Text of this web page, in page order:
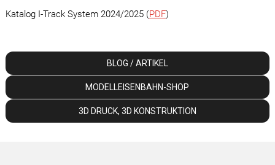
Katalog I-Track System 2024/2025 (PDF)
BLOG / ARTIKEL
MODELLEISENBAHN-SHOP
3D DRUCK, 3D KONSTRUKTION